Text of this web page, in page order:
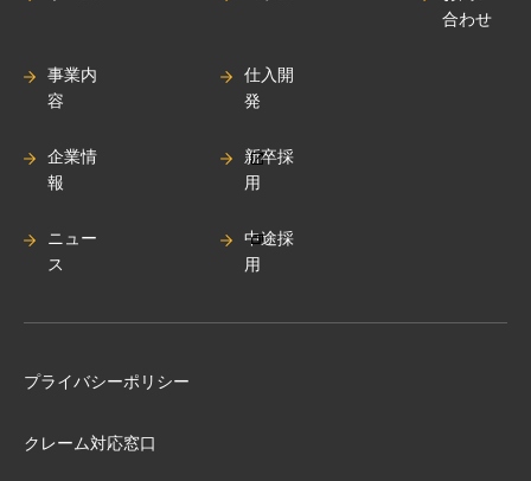
事業内
容
企業情
報
ニュー
ス
仕入開
発
新卒採
用
中途採
用
合わせ
プライバシーポリシー
クレーム対応窓口